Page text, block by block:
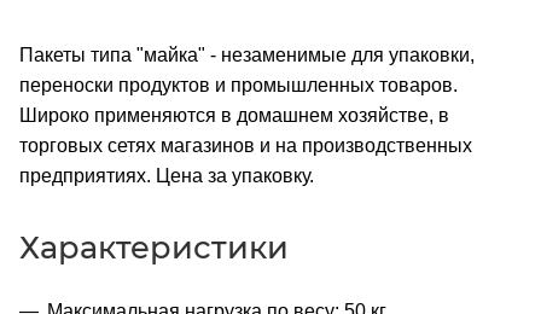
Пакеты типа "майка" - незаменимые для упаковки,
переноски продуктов и промышленных товаров.
Широко применяются в домашнем хозяйстве, в
торговых сетях магазинов и на производственных
предприятиях. Цена за упаковку.
Характеристики